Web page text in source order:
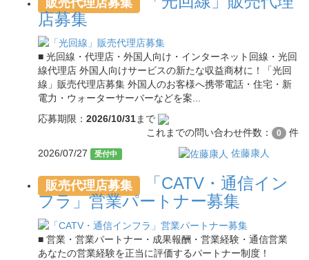
店募集
■ 光回線・代理店・外国人向け・インターネット回線・光回
線代理店 外国人向けサービスの新たな収益商材に！「光回
線」販売代理店募集 外国人のお客様へ携帯電話・住宅・新
電力・ウォーターサーバーなどを案...
応募期限： 2026/10/31まで
これまでの問い合わせ件数：
0
件
2026/07/27
受付中 佐藤康人
販売代理店募集
「CATV・通信イン
フラ」営業パートナー募集
■ 営業・営業パートナー・成果報酬・営業経験・通信営業
あなたの営業経験を正当に評価するパートナー制度！